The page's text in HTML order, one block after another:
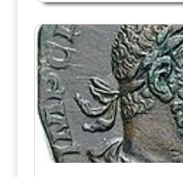
Тренто и Больцано
называют место
ответвлялась дорога в
История
Клады и